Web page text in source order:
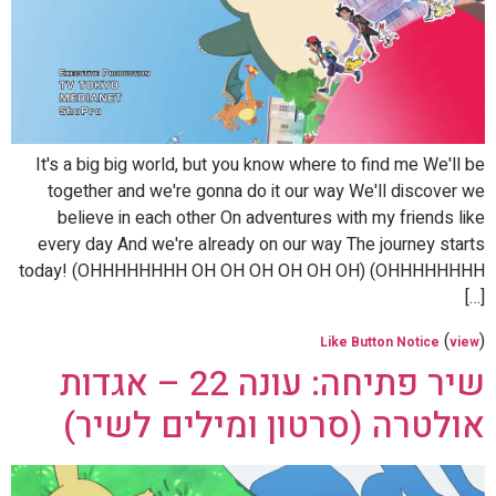
It's a big big world, but you know where to find me We'll be
together and we're gonna do it our way We'll discover we
believe in each other On adventures with my friends like
every day And we're already on our way The journey starts
today! (OHHHHHHHH OH OH OH OH OH OH) (OHHHHHHHH
[…]
Like Button Notice (view)
שיר פתיחה: עונה 22 – אגדות
אולטרה (סרטון ומילים לשיר)